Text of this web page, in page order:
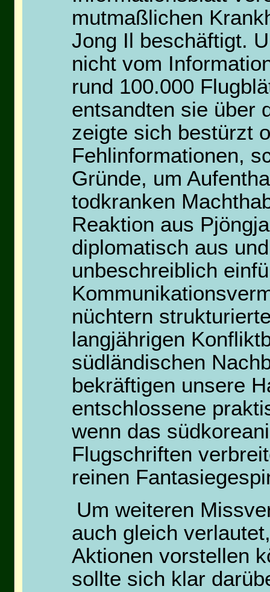
mutmaßlichen
Jong Il beschäftigt.
nicht vom
rund 100.000
entsandten sie über
zeigte sich bestürzt
Fehlinformationen,
Gründe, um
todkranken
Reaktion aus
diplomatisch aus
unbeschreiblich
nüchtern
langjährigen
südländischen
bekräftigen unsere
entschlossene
wenn das
Flugschriften
reinen
Um weiteren
auch gleich
Aktionen vorstellen
sollte sich klar